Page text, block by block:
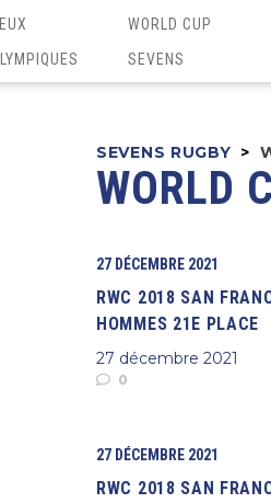
WORLD CUP
SEVENS
SEVENS RUGBY >
WORLD
27 DÉCEMBRE 2021
RWC 2018 SAN
HOMMES 21E PLACE
27 décembre 2021
0
27 DÉCEMBRE 2021
RWC 2018 SAN